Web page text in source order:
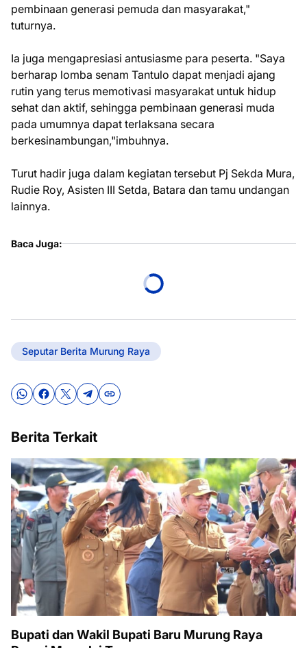
pembinaan generasi pemuda dan masyarakat,"
tuturnya.
Ia juga mengapresiasi antusiasme para peserta. "Saya
berharap lomba senam Tantulo dapat menjadi ajang
rutin yang terus memotivasi masyarakat untuk hidup
sehat dan aktif, sehingga pembinaan generasi muda
pada umumnya dapat terlaksana secara
berkesinambungan,"imbuhnya.
Turut hadir juga dalam kegiatan tersebut Pj Sekda Mura,
Rudie Roy, Asisten III Setda, Batara dan tamu undangan
lainnya.
Baca Juga:
Seputar Berita Murung Raya
Berita Terkait
Bupati dan Wakil Bupati Baru Murung Raya